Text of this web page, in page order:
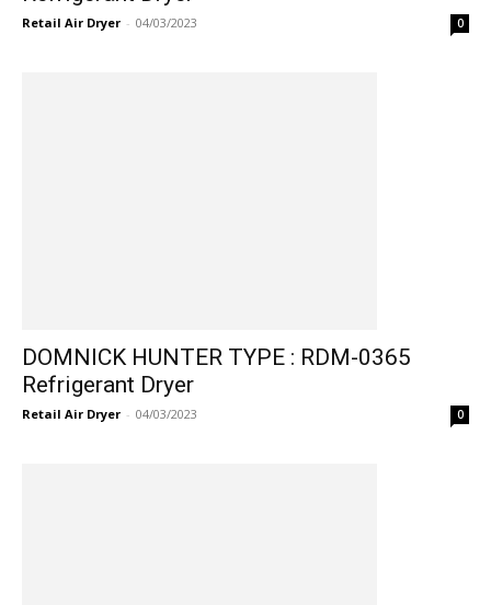
Retail Air Dryer - 04/03/2023 0
DOMNICK HUNTER TYPE : RDM-0365
Refrigerant Dryer
Retail Air Dryer - 04/03/2023 0